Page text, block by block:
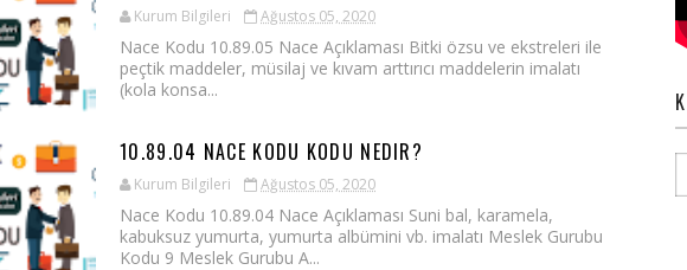
Kurum Bilgileri Ağustos 05, 2020
Nace Kodu 10.89.05 Nace Açıklaması Bitki özsu ve ekstreleri ile
peçtik maddeler, müsilaj ve kıvam arttırıcı maddelerin imalatı
(kola konsa...
10.89.04 NACE KODU KODU NEDIR?
Kurum Bilgileri Ağustos 05, 2020
Nace Kodu 10.89.04 Nace Açıklaması Suni bal, karamela,
kabuksuz yumurta, yumurta albümini vb. imalatı Meslek Gurubu
Kodu 9 Meslek Gurubu A...